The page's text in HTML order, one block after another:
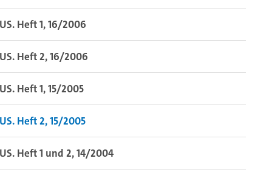
Heft 1, 16/2006
Heft 2, 16/2006
Heft 1, 15/2005
Heft 2, 15/2005
Heft 1 und 2, 14/2004